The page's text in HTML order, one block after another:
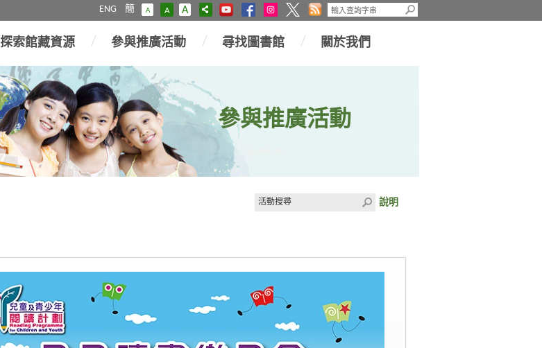
ENG 簡 A A A
探索館藏資源 參與推廣活動 尋找圖書館 關於我們
參與推廣活動
說明